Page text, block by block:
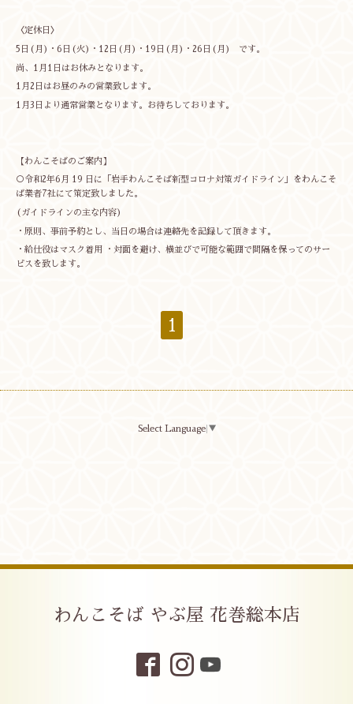
〈定休日〉
5日(月)・6日(火)・12日(月)・19日(月)・26日(月) です。
尚、1月1日はお休みとなります。
1月2日はお昼のみの営業致します。
1月3日より通常営業となります。お待ちしております。
【わんこそばのご案内】
○令和2年6月 19 日に「岩手わんこそば新型コロナ対策ガイドライン」をわんこそ
ば業者7社にて策定致しました。
(ガイドラインの主な内容)
・原則、事前予約とし、当日の場合は連絡先を記録して頂きます。
・給仕役はマスク着用 ・対面を避け、横並びで可能な範囲で間隔を保ってのサー
ビスを致します。
1
Select Language ▼
わんこそば やぶ屋 花巻総本店